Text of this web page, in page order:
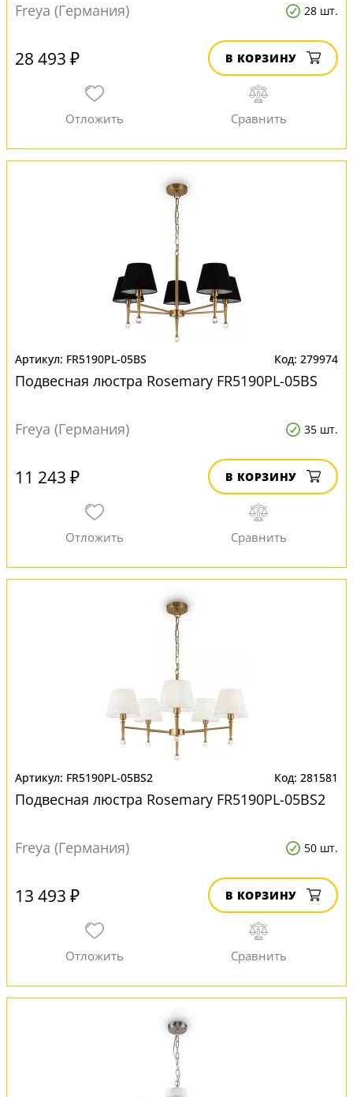
Freya (Германия) 28 шт.
28 493 ₽ В КОРЗИНУ
FR5190PL-05BS 279974
Подвесная люстра Rosemary FR5190PL-05BS
Freya (Германия) 35 шт.
11 243 ₽ В КОРЗИНУ
FR5190PL-05BS2 281581
Подвесная люстра Rosemary FR5190PL-05BS2
Freya (Германия) 50 шт.
13 493 ₽ В КОРЗИНУ